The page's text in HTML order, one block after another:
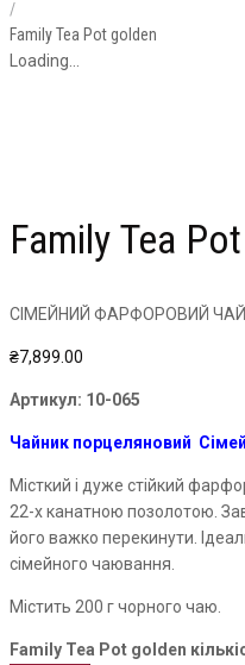
/
Family Tea Pot golden
Loading...
Family Tea
СІМЕЙНИЙ ФАРФОРОВИЙ
₴7,899.00
Артикул: 10-065
Чайник порцеляновий
Місткий і дуже стійкий
22-х канатною позолотою.
його важко перекинути.
сімейного чаювання.
Містить 200 г чорного чаю.
Family Tea Pot golden